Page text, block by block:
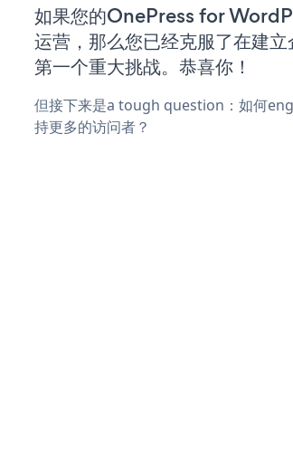
如果您的OnePress for
运营，那么您已经克服了在建
第一个重大挑战。恭喜你！
但接下来是a tough question：如何
持更多的访问者？